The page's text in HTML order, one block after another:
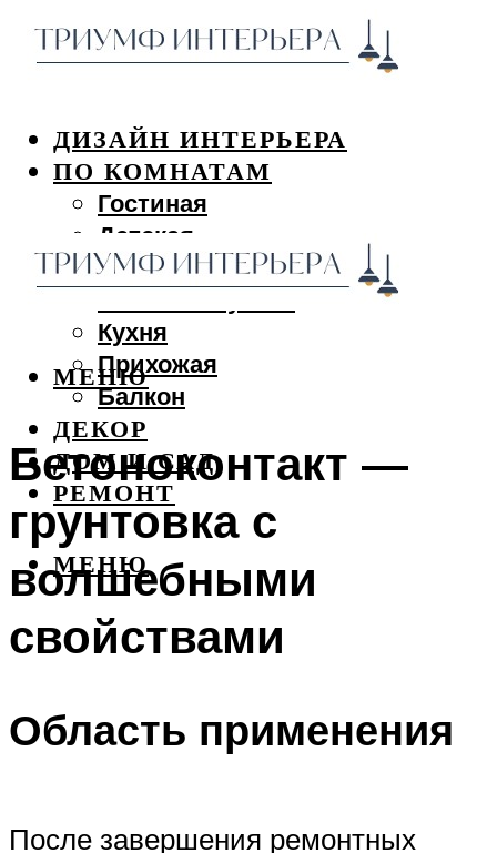
ДИЗАЙН ИНТЕРЬЕРА
ПО КОМНАТАМ
Гостиная
Детская
Спальня
Кухня
Прихожая
Балкон
ДЕКОР
ДОМ И САД
РЕМОНТ
МЕНЮ
МЕНЮ
Бетоноконтакт —
грунтовка с
волшебными
свойствами
Область применения
После завершения ремонтных